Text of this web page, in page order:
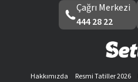
Çağrı Merkezi
444 28 22
Hakkımızda Resmi Tatiller 2026